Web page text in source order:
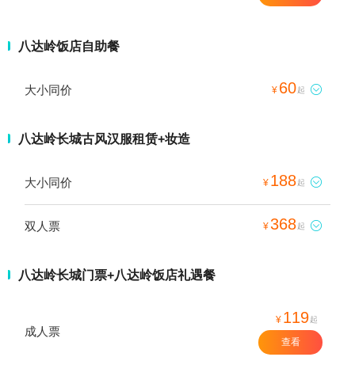
八达岭饭店自助餐
大小同价 ¥ 60起 
八达岭长城古风汉服租赁+妆造
大小同价 ¥ 188起 
双人票 ¥368起 
八达岭长城门票+八达岭饭店礼遇餐
成人票
¥ 119起
查看